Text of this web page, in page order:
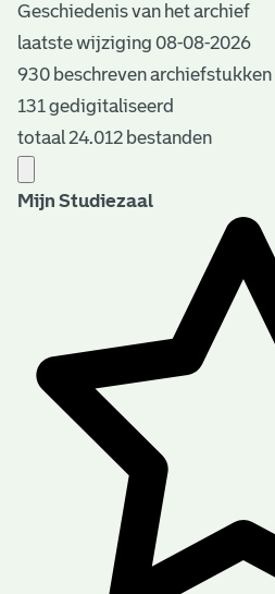
Geschiedenis van het archief
laatste wijziging 08-08-2026
930 beschreven archiefstukken
131 gedigitaliseerd
totaal 24.012 bestanden
Mijn Studiezaal